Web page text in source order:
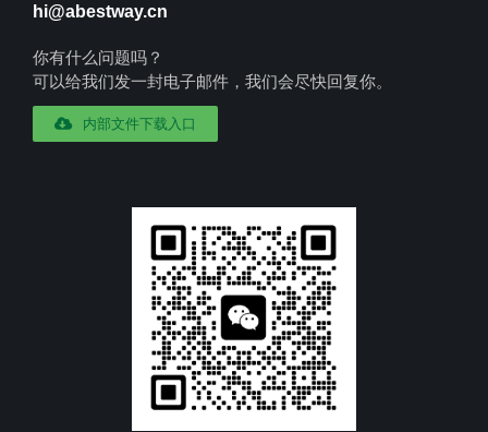
hi@abestway.cn
你有什么问题吗？
可以给我们发一封电子邮件，我们会尽快回复你。
内部文件下载入口